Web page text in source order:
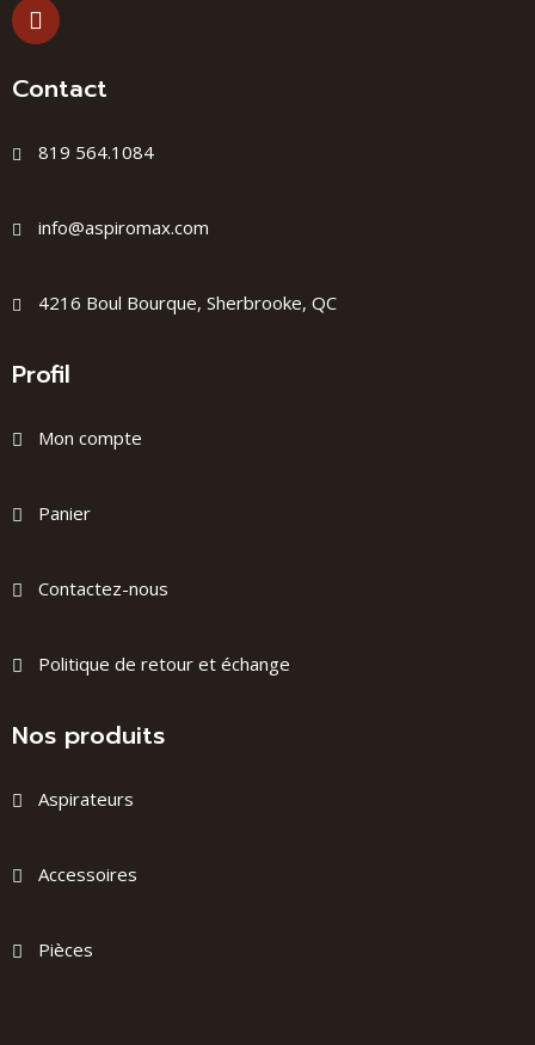
Contact
819 564.1084
info@aspiromax.com
4216 Boul Bourque, Sherbrooke, QC
Profil
Mon compte
Panier
Contactez-nous
Politique de retour et échange
Nos produits
Aspirateurs
Accessoires
Pièces